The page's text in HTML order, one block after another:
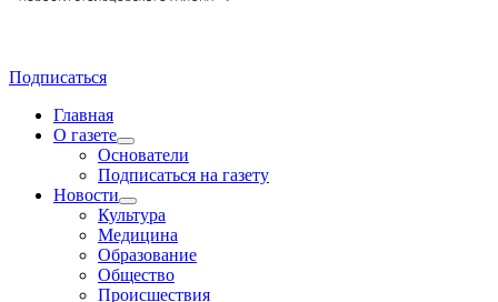
Подписаться
Главная
О газете
Основатели
Подписаться на газету
Новости
Культура
Медицина
Образование
Общество
Происшествия